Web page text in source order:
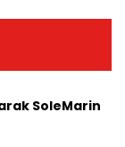
SoleMarin